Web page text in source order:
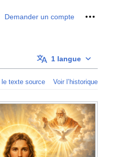
Demander un compte Outils
1 langue
le texte source Voir l’historique